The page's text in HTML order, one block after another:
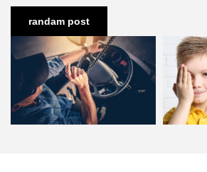
randam post